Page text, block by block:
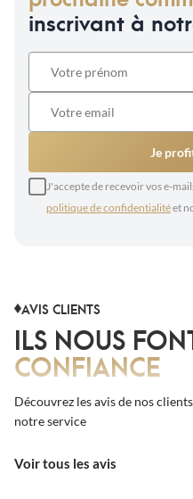
inscrivant à
Je
J'accepte de recevoir vos e-
politique de confidentialitéet
AVIS CLIENTS
ILS NOUS
CONFIANCE
Découvrez les avis de nos
notre service
Voir tous les avis